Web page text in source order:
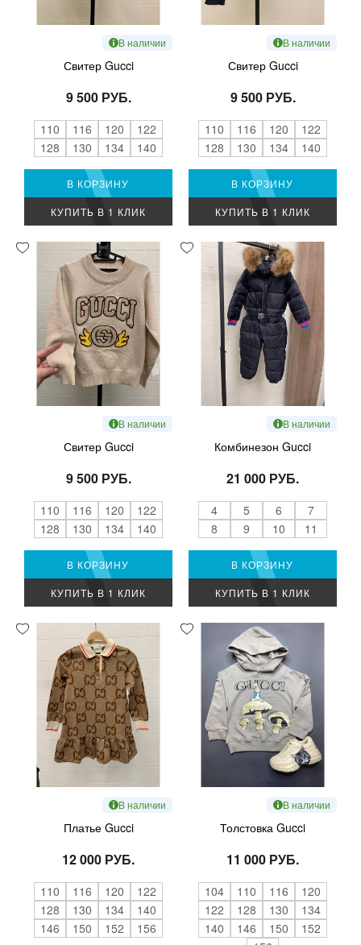
В наличии
Свитер Gucci
9 500 РУБ.
110 116 120
122
128
130 134 140
В КОРЗИНУ
КУПИТЬ В 1 КЛИК
В наличии
Свитер Gucci
9 500 РУБ.
110 116 120
122
128
130 134 140
В КОРЗИНУ
КУПИТЬ В 1 КЛИК
В наличии
Свитер Gucci
9 500 РУБ.
110 116 120
122
128
130 134 140
В КОРЗИНУ
КУПИТЬ В 1 КЛИК
В наличии
Комбинезон Gucci
21 000 РУБ.
4 5 6
7
8
9 10 11
В КОРЗИНУ
КУПИТЬ В 1 КЛИК
В наличии
Платье Gucci
12 000 РУБ.
110 116 120
122
128
130 134
140
146
150 152 156
В наличии
Толстовка Gucci
11 000 РУБ.
104 110 116
120
122
128 130
134
140
146 150
152